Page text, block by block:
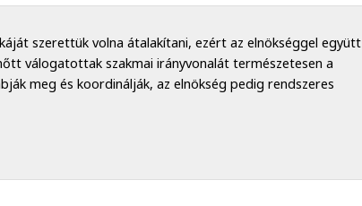
szerettük volna átalakítani, ezért az elnökséggel együtt
válogatottak szakmai irányvonalát természetesen a
meg és koordinálják, az elnökség pedig rendszeres